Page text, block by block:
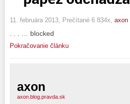
11. februára 2013, Prečítané 6 834x, axon
. . . … blocked
Pokračovanie článku
axon
axon.blog.pravda.sk